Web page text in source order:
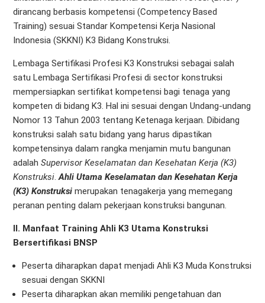
dirancang berbasis kompetensi (Competency Based
Training) sesuai Standar Kompetensi Kerja Nasional
Indonesia (SKKNI) K3 Bidang Konstruksi.
Lembaga Sertifikasi Profesi K3 Konstruksi sebagai salah
satu Lembaga Sertifikasi Profesi di sector konstruksi
mempersiapkan sertifikat kompetensi bagi tenaga yang
kompeten di bidang K3. Hal ini sesuai dengan Undang-undang
Nomor 13 Tahun 2003 tentang Ketenaga kerjaan. Dibidang
konstruksi salah satu bidang yang harus dipastikan
kompetensinya dalam rangka menjamin mutu bangunan
adalah Supervisor Keselamatan dan Kesehatan Kerja (K3)
Konstruksi.Ahli Utama Keselamatan dan Kesehatan Kerja
(K3) Konstruksi merupakan tenagakerja yang memegang
peranan penting dalam pekerjaan konstruksi bangunan.
II. Manfaat Training Ahli K3 Utama Konstruksi
Bersertifikasi BNSP
Peserta diharapkan dapat menjadi Ahli K3 Muda Konstruksi
sesuai dengan SKKNI
Peserta diharapkan akan memiliki pengetahuan dan